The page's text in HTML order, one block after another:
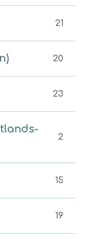
21
20
23
2
15
19